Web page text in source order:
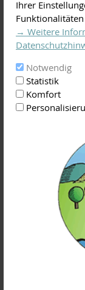
Ihrer
→ Weitere
Notwendig
Statistik
Komfort
ein
in der
modernen,
Obstbaumpflege
individueller und
fachkundiger
Gartenbaumeister
Weimer.
2019 und
fachgerechte
Jahresverlauf
Streuobstwiese
für
Der Kurs richtet
fachgerechten
erlernen möchten.
Terminplan: